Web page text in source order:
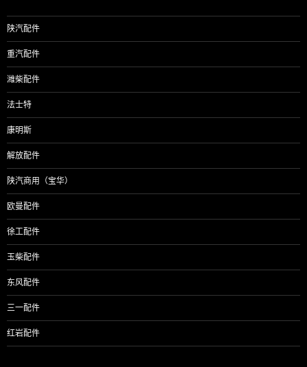
陕汽配件
重汽配件
潍柴配件
法士特
康明斯
解放配件
陕汽商用（宝华）
欧曼配件
徐工配件
玉柴配件
东风配件
三一配件
红岩配件